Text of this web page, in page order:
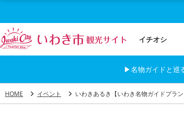
イチオシ
▶名物ガイドと巡
HOME イベント いわきあるき【いわき名物ガイドプラ